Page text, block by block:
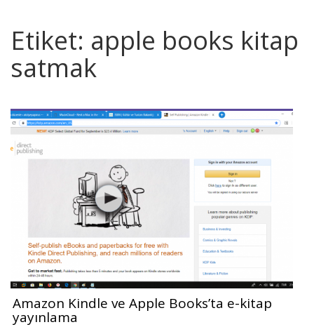
Etiket: apple books kitap
satmak
Amazon Kindle ve Apple Books’ta e-kitap
yayınlama